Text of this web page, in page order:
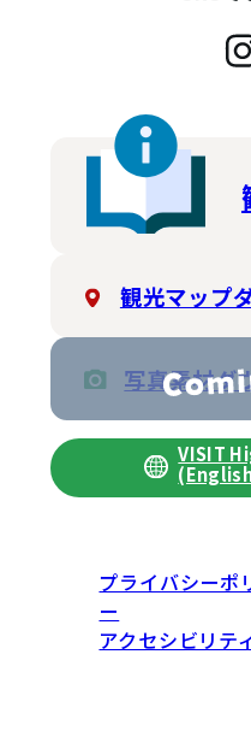
観光マップ
写真素材ダ
VISIT
プライバシーポ
ー
アクセシビリテ